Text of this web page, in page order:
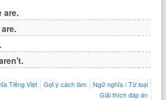
are.
Tiếng Việt Gợi ý cách làm
Ngữ nghĩa / Từ loại
Giải thích đáp án